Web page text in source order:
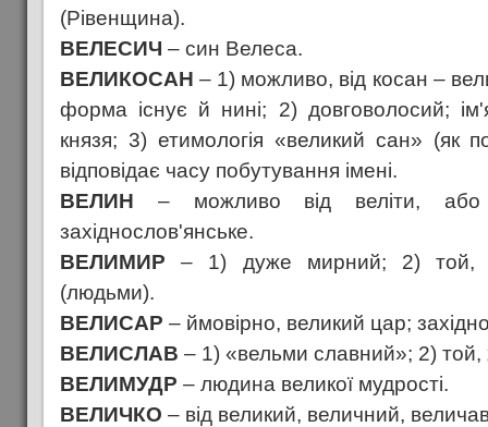
(Рівенщина).
ВЕЛЕСИЧ – син Велеса.
ВЕЛИКОСАН – 1) можливо, від косан –
форма існує й нині; 2) довговолосий;
князя; 3) етимологія «великий сан» (як
відповідає часу побутування імені.
ВЕЛИН – можливо від веліти,
західнослов'янське.
ВЕЛИМИР – 1) дуже мирний; 2) той,
(людьми).
ВЕЛИСАР – ймовірно, великий цар;
ВЕЛИСЛАВ – 1) «вельми славний»; 2) той,
ВЕЛИМУДР – людина великої мудрості.
ВЕЛИЧКО – від великий, величний,